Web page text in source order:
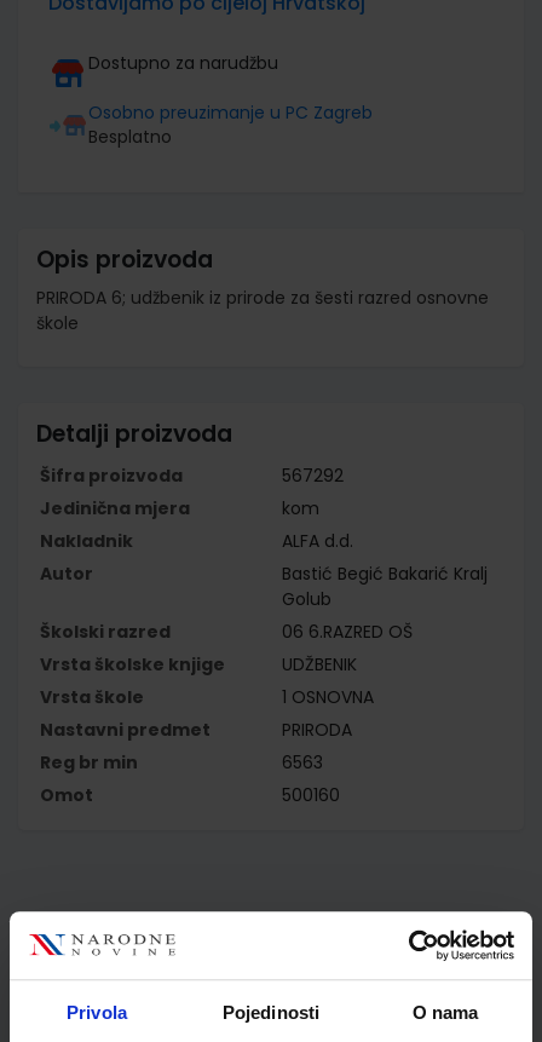
Privola Pojedinosti O nama
Dostupno za narudžbu
Osobno preuzimanje u PC Zagreb
Besplatno
Opis proizvoda
PRIRODA 6; udžbenik iz prirode za šesti razred osnovne
škole
Detalji proizvoda
Šifra proizvoda
567292
Jedinična mjera
kom
Nakladnik
ALFA d.d.
Autor
Bastić Begić Bakarić Kralj
Golub
Školski razred
06 6.RAZRED OŠ
Vrsta školske knjige
UDŽBENIK
Vrsta škole
1 OSNOVNA
Nastavni predmet
PRIRODA
Reg br min
6563
Omot
500160
Kupci najčešće biraju..